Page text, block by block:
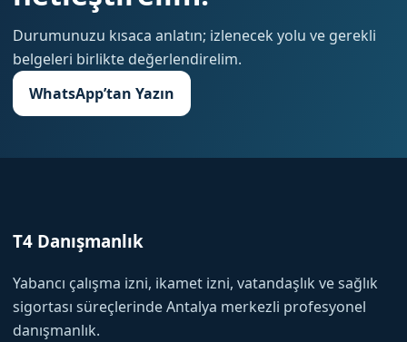
Durumunuzu kısaca anlatın; izlenecek yolu ve gerekli
belgeleri birlikte değerlendirelim.
WhatsApp’tan Yazın
T4 Danışmanlık
Yabancı çalışma izni, ikamet izni, vatandaşlık ve sağlık
sigortası süreçlerinde Antalya merkezli profesyonel
danışmanlık.